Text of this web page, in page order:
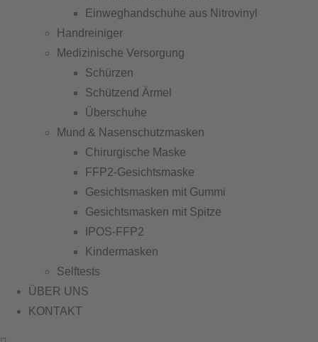
Einweghandschuhe aus Nitrovinyl
Handreiniger
Medizinische Versorgung
Schürzen
Schützend Ärmel
Überschuhe
Mund & Nasenschutzmasken
Chirurgische Maske
FFP2-Gesichtsmaske
Gesichtsmasken mit Gummi
Gesichtsmasken mit Spitze
IPOS-FFP2
Kindermasken
Selftests
ÜBER UNS
KONTAKT